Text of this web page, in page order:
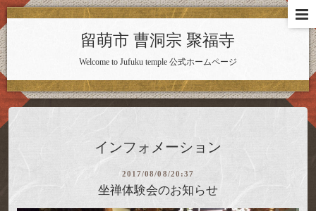
留萌市 曹洞宗 聚福寺
Welcome to Jufuku temple 公式ホームページ
インフォメーション
2017/08/08/20:37
坐禅体験会のお知らせ